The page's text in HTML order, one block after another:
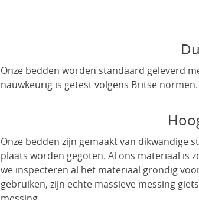
Onze bedden worden standaard geleverd
nauwkeurig is getest volgens Britse normen.
Onze bedden zijn gemaakt van dikwandige
plaats worden gegoten. Al ons materiaal is
we inspecteren al het materiaal grondig
gebruiken, zijn echte massieve messing